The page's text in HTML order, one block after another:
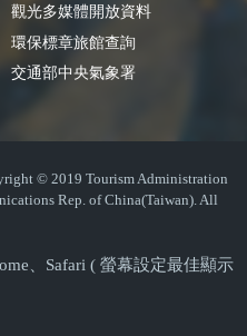
觀光多媒體開放資料
環保標章旅館查詢
交通部中央氣象署
© 2019 Tourism Administration
Rep. of China(Taiwan). All
、Safari ( 螢幕設定最佳顯示